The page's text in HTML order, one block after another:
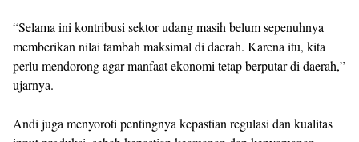
“Selama ini kontribusi sektor udang masih belum sepenuhnya
memberikan nilai tambah maksimal di daerah. Karena itu, kita
perlu mendorong agar manfaat ekonomi tetap berputar di daerah,”
ujarnya.
Andi juga menyoroti pentingnya kepastian regulasi dan kualitas